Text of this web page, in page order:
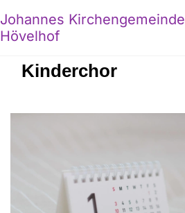
Johannes Kirchengemeinde
Hövelhof
Kinderchor